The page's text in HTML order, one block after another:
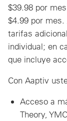
$39.98 por
$4.99 por
tarifas
individual; en
que incluye
Con Aaptiv
Acceso a
Theory,